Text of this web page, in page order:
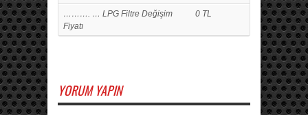
………. … LPG Filtre Değişim
Fiyatı
0 TL
YORUM YAPIN